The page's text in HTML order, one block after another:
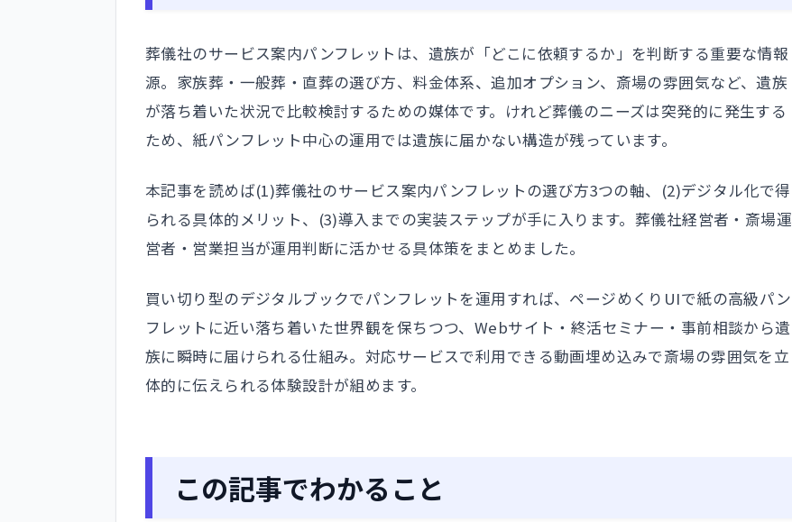
葬儀社のサービス案内パンフレットは、遺族が「どこに依頼するか」を判断する重要な情報
源。家族葬・一般葬・直葬の選び方、料金体系、追加オプション、斎場の雰囲気など、遺族
が落ち着いた状況で比較検討するための媒体です。けれど葬儀のニーズは突発的に発生する
ため、紙パンフレット中心の運用では遺族に届かない構造が残っています。
本記事を読めば(1)葬儀社のサービス案内パンフレットの選び方3つの軸、(2)デジタル化で得
られる具体的メリット、(3)導入までの実装ステップが手に入ります。葬儀社経営者・斎場運
営者・営業担当が運用判断に活かせる具体策をまとめました。
買い切り型のデジタルブックでパンフレットを運用すれば、ページめくりUIで紙の高級パン
フレットに近い落ち着いた世界観を保ちつつ、Webサイト・終活セミナー・事前相談から遺
族に瞬時に届けられる仕組み。対応サービスで利用できる動画埋め込みで斎場の雰囲気を立
体的に伝えられる体験設計が組めます。
この記事でわかること